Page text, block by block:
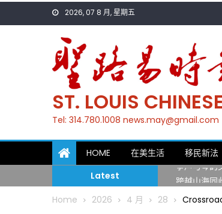
2026, 07 8 月, 星期五
ST. LOUIS
Tel: 314.780.1008 news.may@gmail.com
HOME 在美生活 移民新法
Latest
一晃三十
筝声与琴韵
跨越山海同
三十二载跨
Home 2026 4 月 28